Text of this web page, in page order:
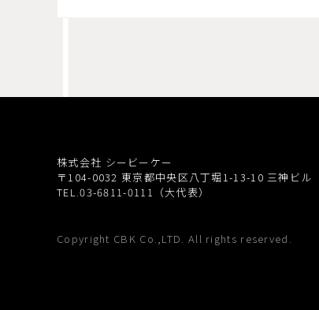
株式会社 シービーケー
〒104-0032 東京都中央区八丁堀1-13-10 三神ビル
TEL.03-6811-0111（大代表）
Copyright CBK Co.,LTD. All rights reserved.